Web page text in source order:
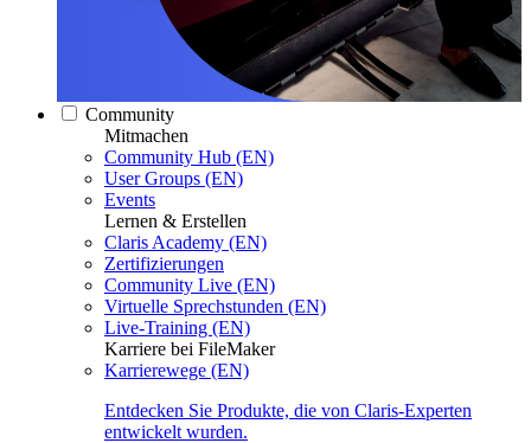
Community
Mitmachen
Community Hub (EN)
User Groups (EN)
Events
Lernen & Erstellen
Claris Academy (EN)
Zertifizierungen
Community Live (EN)
Virtuelle Sprechstunden (EN)
Live-Training (EN)
Karriere bei FileMaker
Karrierewege (EN)
Entdecken Sie Produkte, die von Claris-Experten
entwickelt wurden.